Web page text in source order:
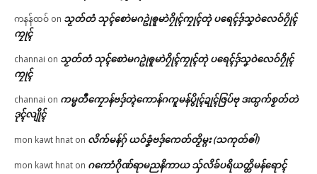
ကနန်ထဝ် on သၟတ်တံ သုၚ်စောဲမဂဥုဲၜူမာဲဂၠိုၚ်ကၠုၚ်တုဲ ပရေၚ်ဒှ်သၞဝဲလေဝ်ဂၠိုၚ်
ကၠုၚ်
channai on သၟတ်တံ သုၚ်စောဲမဂဥုဲၜူမာဲဂၠိုၚ်ကၠုၚ်တုဲ ပရေၚ်ဒှ်သၞဝဲလေဝ်ဂၠိုၚ်
ကၠုၚ်
channai on ကမ္မတဳကၠောန်ဗဒှ်တ္ၚဲကောန်ဂကူမန်ပွိုၚ်ဍုၚ်ဇြပ်ဗု ဒးထ္ပက်စၟတ်တဲ
ဒုၚ်လျိုၚ်
mon kawt hnat on လိက်မန်ဂှ် ယဝ်ခၞံဗဒှ်ကေတ်တၟိမ္ဂး (သကုတ်ၜါ)
mon kawt hnat on ဂကောံဂိုဏ်ရာမညနိကာယ သှ်လိခ်ပရိယတ္တိမန်ရောၚ်